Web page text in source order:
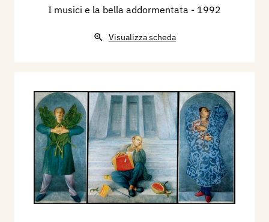
I musici e la bella addormentata - 1992
Visualizza scheda